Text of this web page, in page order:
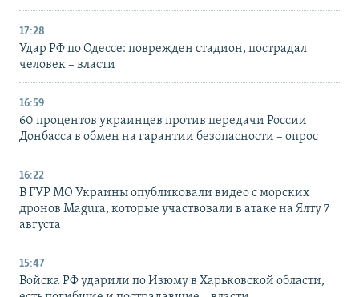
17:28
Удар РФ по Одессе: поврежден стадион, пострадал
человек – власти
16:59
60 процентов украинцев против передачи России
Донбасса в обмен на гарантии безопасности – опрос
16:22
В ГУР МО Украины опубликовали видео с морских
дронов Magura, которые участвовали в атаке на Ялту 7
августа
15:47
Войска РФ ударили по Изюму в Харьковской области,